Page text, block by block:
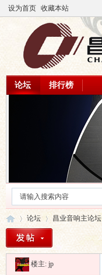
设为首页 收藏本站
论坛 排行榜
»
论坛
›
昌业音响主论坛
楼主: jp